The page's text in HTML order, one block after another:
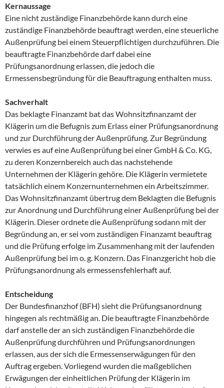
Kernaussage
Eine nicht zuständige Finanzbehörde kann durch eine
zuständige Finanzbehörde beauftragt werden, eine steuerliche
Außenprüfung bei einem Steuerpflichtigen durchzuführen. Die
beauftragte Finanzbehörde darf dabei eine
Prüfungsanordnung erlassen, die jedoch die
Ermessensbegründung für die Beauftragung enthalten muss.
Sachverhalt
Das beklagte Finanzamt bat das Wohnsitzfinanzamt der
Klägerin um die Befugnis zum Erlass einer Prüfungsanordnung
und zur Durchführung der Außenprüfung. Zur Begründung
verwies es auf eine Außenprüfung bei einer GmbH & Co. KG,
zu deren Konzernbereich auch das nachstehende
Unternehmen der Klägerin gehöre. Die Klägerin vermietete
tatsächlich einem Konzernunternehmen ein Arbeitszimmer.
Das Wohnsitzfinanzamt übertrug dem Beklagten die Befugnis
zur Anordnung und Durchführung einer Außenprüfung bei der
Klägerin. Dieser ordnete die Außenprüfung sodann mit der
Begründung an, er sei vom zuständigen Finanzamt beauftrag
und die Prüfung erfolge im Zusammenhang mit der laufenden
Außenprüfung bei im o. g. Konzern. Das Finanzgericht hob die
Prüfungsanordnung als ermessensfehlerhaft auf.
Entscheidung
Der Bundesfinanzhof (BFH) sieht die Prüfungsanordnung
hingegen als rechtmäßig an. Die beauftragte Finanzbehörde
darf anstelle der an sich zuständigen Finanzbehörde die
Außenprüfung durchführen und Prüfungsanordnungen
erlassen, aus der sich die Ermessenserwägungen für den
Auftrag ergeben. Vorliegend wurden die maßgeblichen
Erwägungen der einheitlichen Prüfung der Klägerin im